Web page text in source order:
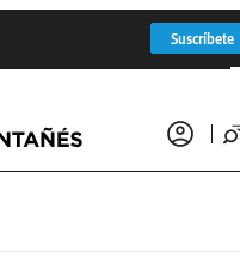
Suscríbete